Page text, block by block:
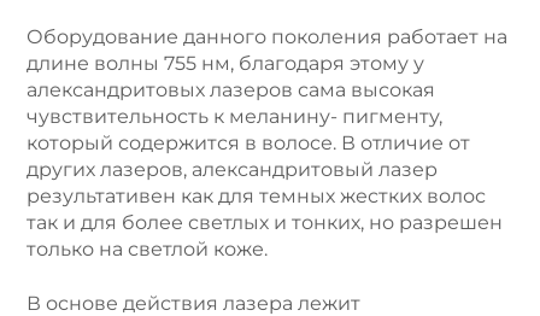
Оборудование данного поколения работает на
длине волны 755 нм, благодаря этому у
александритовых лазеров сама высокая
чувствительность к меланину- пигменту,
который содержится в волосе. В отличие от
других лазеров, александритовый лазер
результативен как для темных жестких волос
так и для более светлых и тонких, но разрешен
только на светлой коже.
В основе действия лазера лежит